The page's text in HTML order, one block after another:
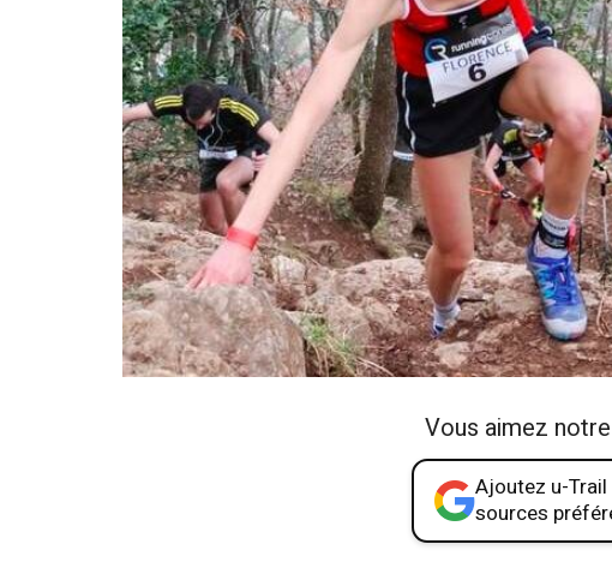
Vous aimez
Ajoutez u-Trail
sources